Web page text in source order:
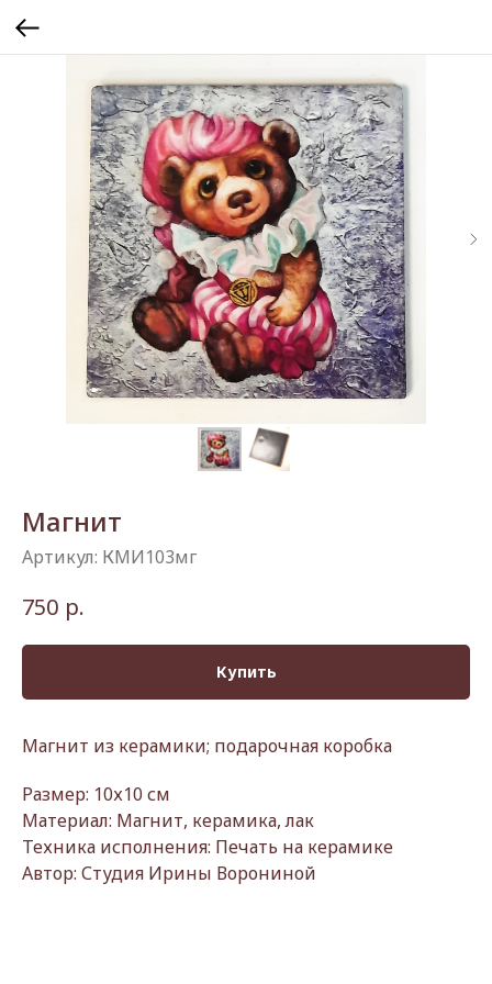
Магнит
Артикул: КМИ103мг
750 р.
Купить
Магнит из керамики; подарочная коробка
Размер: 10х10 см
Материал: Магнит, керамика, лак
Техника исполнения: Печать на керамике
Автор: Студия Ирины Ворониной